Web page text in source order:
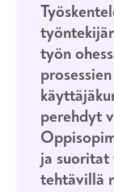
työn
perehdyt
ja
tehtävillä